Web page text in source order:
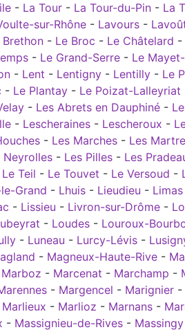
- La Tour - La Tour-du-Pin - La
sur-Rhône - Lavours -
Brethon - Le Broc - Le Châtelard -
- Le Grand-Serre - Le
- Lent - Lentigny - Lentilly - Le
- Le Plantay - Le Poizat-Lalleyriat
- Les Abrets en Dauphiné -
- Lescheraines - Lescheroux -
- Les Marches - Les
Neyrolles - Les Pilles - Les
Le Teil - Le Touvet - Le Versoud -
Grand - Lhuis - Lieudieu - Limas
- Lissieu - Livron-sur-Drôme -
- Loudes - Louroux-
- Luneau - Lurcy-Lévis -
- Magneux-Haute-Rive -
Marboz - Marcenat - Marchamp -
- Margencel - Marignier -
Marlieux - Marlioz - Marnans -
- Massignieu-de-Rives - Massingy